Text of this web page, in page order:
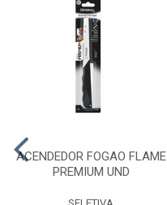
ACENDEDOR FOGAO FLAME
PREMIUM UND